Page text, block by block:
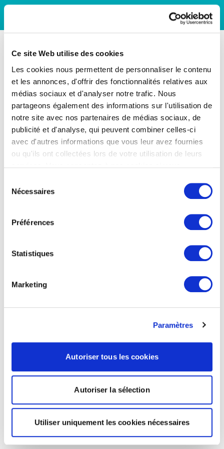
Ce site Web utilise des cookies
Les cookies nous permettent de personnaliser le contenu
et les annonces, d'offrir des fonctionnalités relatives aux
médias sociaux et d'analyser notre trafic. Nous
partageons également des informations sur l'utilisation de
notre site avec nos partenaires de médias sociaux, de
publicité et d'analyse, qui peuvent combiner celles-ci
avec d'autres informations que vous leur avez fournies
ou qu'ils ont collectées lors de votre utilisation de leurs
Nécessaires
Préférences
Statistiques
Marketing
Paramètres
Autoriser tous les cookies
Autoriser la sélection
Utiliser uniquement les cookies nécessaires